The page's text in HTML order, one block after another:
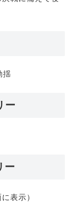
揺
ー
ー
表示）